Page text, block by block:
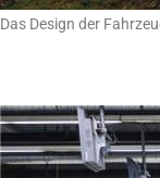
Das Design der